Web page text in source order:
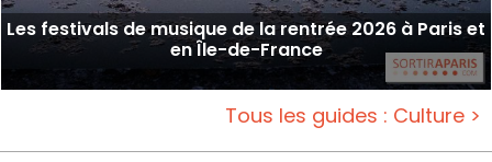
Les festivals de musique de la rentrée 2026 à Paris et
en Île-de-France
Tous les guides : Culture >